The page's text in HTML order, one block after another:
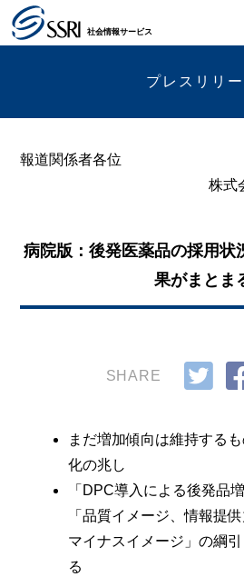
社会情報サービス
プレスリリー
報道関係者各位
株式
病院版：後発医薬品の採用状
果がまとま
SHARE
まだ増加傾向は維持する
化の兆し
「DPC導入による後発品
「品質イメージ、情報提
マイナスイメージ」の綱
る